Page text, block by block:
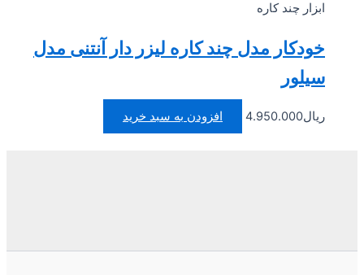
ابزار چند کاره
خودکار مدل چند کاره لیزر دار آنتنی مدل
سیلور
ریال4.950.000 افزودن به سبد خرید